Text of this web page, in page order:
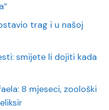
trag i u našoj
smijete li dojiti kada
8 mjeseci, zoološki